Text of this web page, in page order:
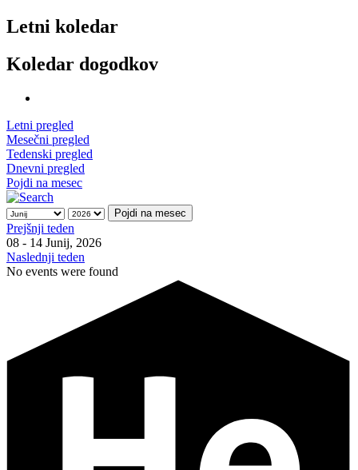
Letni koledar
Koledar dogodkov
Letni pregled
Mesečni pregled
Tedenski pregled
Dnevni pregled
Pojdi na mesec
Pojdi na mesec
Prejšnji teden
08 - 14 Junij, 2026
Naslednji teden
No events were found